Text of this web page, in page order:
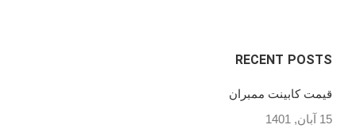
RECENT POSTS
قیمت کابینت ممبران
15 آبان, 1401